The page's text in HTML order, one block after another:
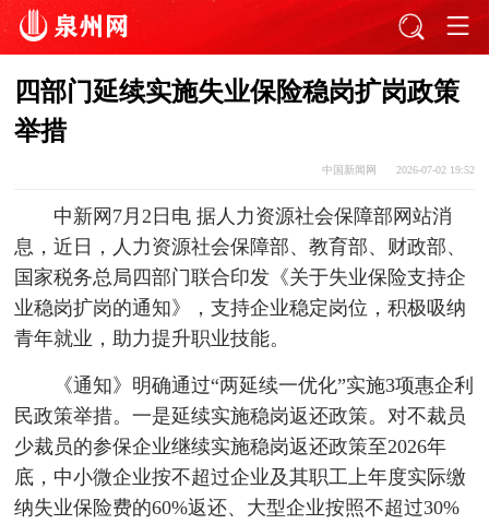
四部门延续实施失业保险稳岗扩岗政策
举措
中国新闻网 2026-07-02 19:52
中新网7月2日电 据人力资源社会保障部网站消
息，近日，人力资源社会保障部、教育部、财政部、
国家税务总局四部门联合印发《关于失业保险支持企
业稳岗扩岗的通知》，支持企业稳定岗位，积极吸纳
青年就业，助力提升职业技能。
《通知》明确通过“两延续一优化”实施3项惠企利
民政策举措。一是延续实施稳岗返还政策。对不裁员
少裁员的参保企业继续实施稳岗返还政策至2026年
底，中小微企业按不超过企业及其职工上年度实际缴
纳失业保险费的60%返还、大型企业按照不超过30%